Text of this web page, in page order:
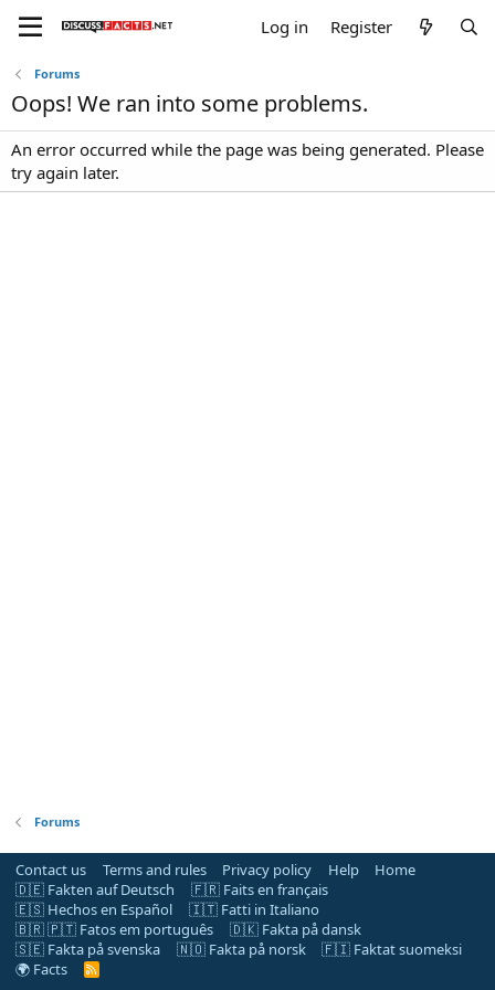
Log in Register
Forums
Oops! We ran into some problems.
An error occurred while the page was being generated. Please
try again later.
Forums
Contact us Terms and rules Privacy policy Help
Home
🇩🇪 Fakten auf Deutsch
🇫🇷 Faits en français
🇪🇸 Hechos en Español
🇮🇹 Fatti in Italiano
🇧🇷 🇵🇹 Fatos em português
🇩🇰 Fakta på dansk
🇸🇪 Fakta på svenska
🇳🇴 Fakta på norsk
🇫🇮 Faktat suomeksi
🌍 Facts
R